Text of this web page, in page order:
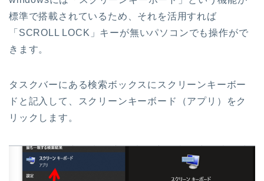
標準で搭載されているため、それを活用すれば
「SCROLL LOCK」キーが無いパソコンでも操作がで
きます。
タスクバーにある検索ボックスにスクリーンキーボー
ドと記入して、スクリーンキーボード（アプリ）をク
リックします。